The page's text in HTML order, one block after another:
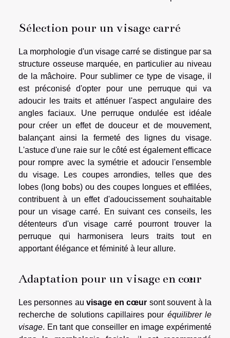
Sélection pour un visage carré
La morphologie d'un visage carré se distingue par sa
structure osseuse marquée, en particulier au niveau
de la mâchoire. Pour sublimer ce type de visage, il
est préconisé d'opter pour une perruque qui va
adoucir les traits et atténuer l'aspect angulaire des
angles faciaux. Une perruque ondulée est idéale
pour créer un effet de douceur et de mouvement,
balançant ainsi la fermeté des lignes du visage.
L'astuce d'une raie sur le côté est également efficace
pour rompre avec la symétrie et adoucir l'ensemble
du visage. Les coupes arrondies, telles que des
lobes (long bobs) ou des coupes longues et effilées,
contribuent à un effet d'adoucissement souhaitable
pour un visage carré. En suivant ces conseils, les
détenteurs d'un visage carré pourront trouver la
perruque qui harmonisera leurs traits tout en
apportant élégance et féminité à leur allure.
Adaptation pour un visage en cœur
Les personnes auvisage en cœur sont souvent à la
recherche de solutions capillaires pour équilibrer le
visage. En tant que conseiller en image expérimenté